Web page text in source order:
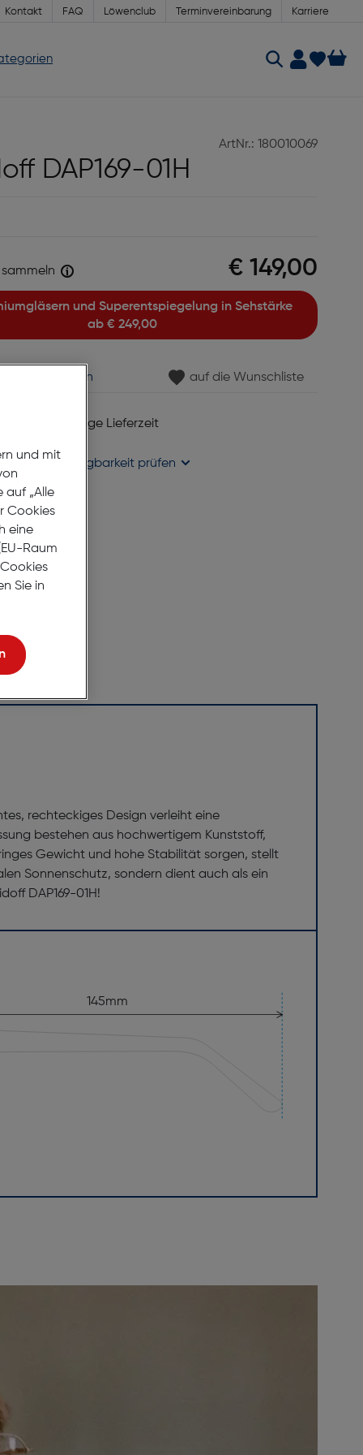
Kontakt FAQ Löwenclub Terminvereinbarung Karriere
ArtNr.: 180010069
DAP169-01H
€ 149,00
ab€ 249,00
vereinbaren auf die Wunschliste
6 bis 8 Werktage Lieferzeit
in
Verfügbarkeit prüfen
rechteckiges Design verleiht eine
bestehen aus hochwertigem Kunststoff,
Gewicht und hohe Stabilität sorgen, stellt
Sonnenschutz, sondern dient auch als ein
DAP169-01H!
145mm
und mit
auf „Alle
Cookies
eine
Raum
Sie in